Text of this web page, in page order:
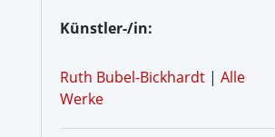
Künstler-/in:
Ruth Bubel-Bickhardt | Alle
Werke